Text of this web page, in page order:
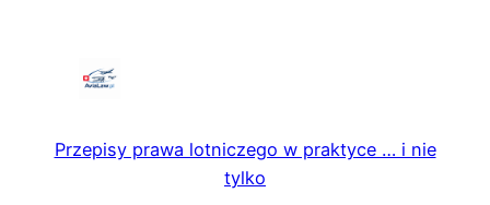
Przepisy prawa lotniczego w praktyce … i nie
tylko